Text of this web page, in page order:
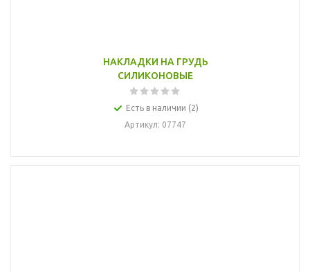
НАКЛАДКИ НА ГРУДЬ
СИЛИКОНОВЫЕ
Есть в наличии (2)
Артикул: 07747